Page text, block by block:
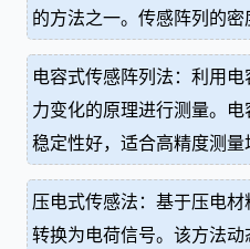
的方法之一。传感阵列的密
电容式传感阵列法：利用
力变化的原理进行测量。
稳定性好，适合高精度测量
压电式传感法：基于压电
转换为电荷信号。该方法